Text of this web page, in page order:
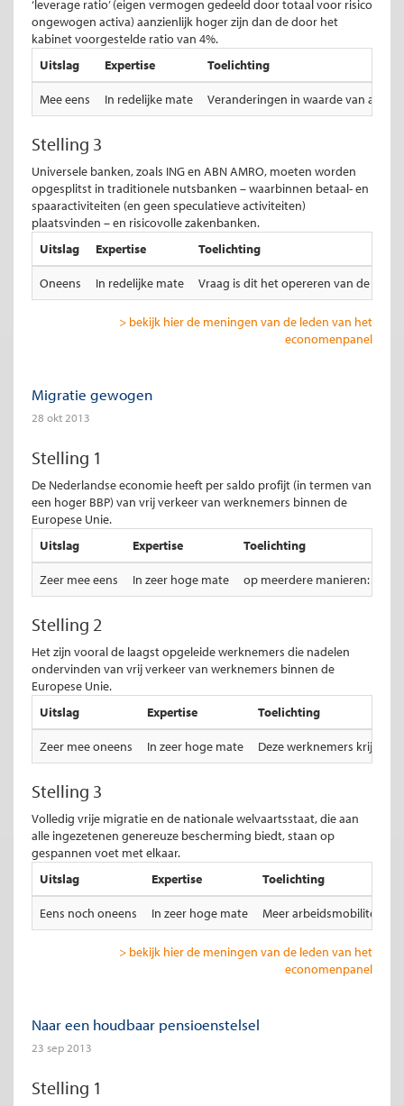
‘leverage ratio’ (eigen vermogen gedeeld door totaal voor risico
ongewogen activa) aanzienlijk hoger zijn dan de door het
kabinet voorgestelde ratio van 4%.
Uitslag
Expertise Toelichting
Mee eens In redelijke mate Veranderingen in waarde van
Stelling 3
Universele banken, zoals ING en ABN AMRO, moeten worden
opgesplitst in traditionele nutsbanken – waarbinnen betaal- en
spaaractiviteiten (en geen speculatieve activiteiten)
plaatsvinden – en risicovolle zakenbanken.
Uitslag
Expertise Toelichting
Oneens In redelijke mate Vraag is dit het opereren van de
> bekijk hier de meningen van de leden van het
economenpanel
Migratie gewogen
28 okt 2013
Stelling 1
De Nederlandse economie heeft per saldo profijt (in termen van
een hoger BBP) van vrij verkeer van werknemers binnen de
Europese Unie.
Uitslag
Expertise Toelichting
Zeer mee eens In zeer hoge mate op meerdere manieren:
Stelling 2
Het zijn vooral de laagst opgeleide werknemers die nadelen
ondervinden van vrij verkeer van werknemers binnen de
Europese Unie.
Uitslag
Expertise Toelichting
Zeer mee oneens In zeer hoge mate Deze werknemers krijgen
Stelling 3
Volledig vrije migratie en de nationale welvaartsstaat, die aan
alle ingezetenen genereuze bescherming biedt, staan op
gespannen voet met elkaar.
Uitslag
Expertise Toelichting
Eens noch oneens In zeer hoge mate Meer arbeidsmobiliteit
> bekijk hier de meningen van de leden van het
economenpanel
Naar een houdbaar pensioenstelsel
23 sep 2013
Stelling 1